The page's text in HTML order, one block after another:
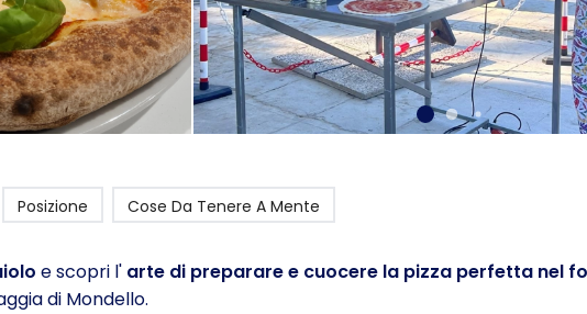
Posizione Cose Da Tenere A Mente
e scopri l' arte di preparare e cuocere la pizza perfetta nel
di Mondello.